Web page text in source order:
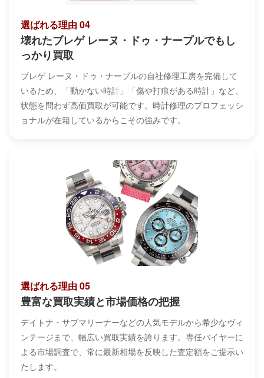
選ばれる理由 04
壊れたブレゲ レーヌ・ドゥ・ナープルでもし
っかり買取
ブレゲ レーヌ・ドゥ・ナープルの自社修理工房を完備して
いるため、「動かない時計」「傷や打痕がある時計」など、
状態を問わず高価買取が可能です。時計修理のプロフェッシ
ョナルが在籍しているからこその強みです。
選ばれる理由 05
豊富な買取実績と市場価格の把握
デイトナ・サブマリーナーなどの人気モデルから希少なヴィ
ンテージまで、幅広い買取実績を誇ります。専任バイヤーに
よる市場調査で、常に最新相場を反映した査定額をご提示い
たします。